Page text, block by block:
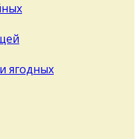
ягодных